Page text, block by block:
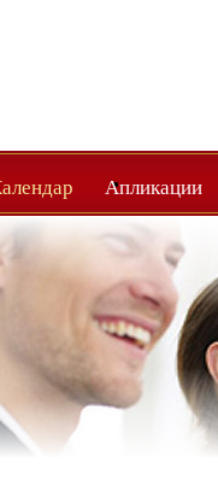
Апликации